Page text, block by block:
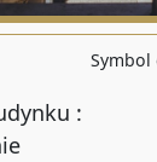
Symbol
: